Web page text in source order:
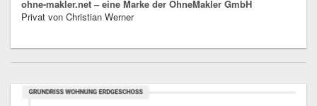
ohne-makler.net – eine Marke der OhneMakler GmbH
Privat von Christian Werner